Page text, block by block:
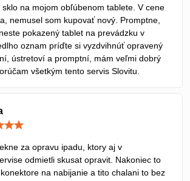
na mojom obľúbenom tablete. V cene
nemusel som kupovať nový. Promptne,
pokazený tablet na prevádzku v
oznam príďte si vyzdvihnúť opravený
ústretoví a promptní, mám veľmi dobrý
všetkým tento servis Slovitu.
5
za opravu ipadu, ktory aj v
odmietli skusat opravit. Nakoniec to
na nabijanie a tito chalani to bez